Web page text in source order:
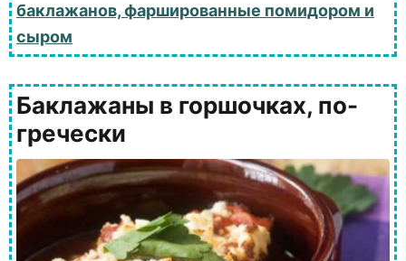
баклажанов, фаршированные помидором и
сыром
Баклажаны в горшочках, по-
гречески